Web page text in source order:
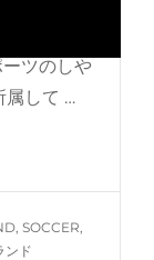
ツのしや
属して …
SOCCER
ンド